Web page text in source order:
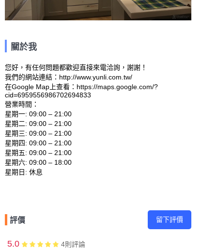
關於我
您好，有任何問題都歡迎直接來電洽詢，謝謝！
我們的網站連結：http://www.yunli.com.tw/
在Google Map上查看：https://maps.google.com/?
cid=6959556986702694833
營業時間：
星期一: 09:00 – 21:00
星期二: 09:00 – 21:00
星期三: 09:00 – 21:00
星期四: 09:00 – 21:00
星期五: 09:00 – 21:00
星期六: 09:00 – 18:00
評價 留下評價
5.0 4則評論